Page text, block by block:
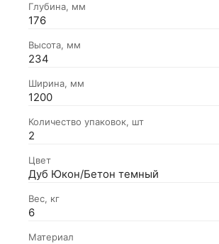
Глубина, мм
176
Высота, мм
234
Ширина, мм
1200
Количество упаковок, шт
2
Цвет
Дуб Юкон/Бетон темный
Вес, кг
6
Материал